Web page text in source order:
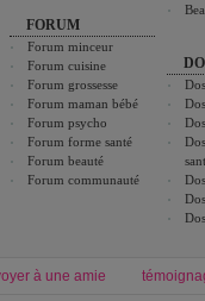
FORUM
Forum minceur
Forum cuisine
Forum grossesse
Forum maman bébé
Forum psycho
Forum forme santé
Forum beauté
Forum communauté
à une amie